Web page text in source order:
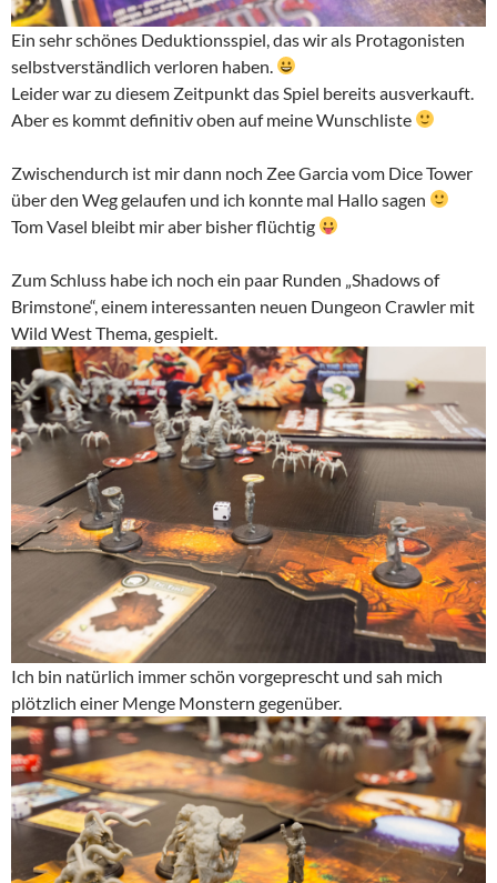
Ein sehr schönes Deduktionsspiel, das wir als Protagonisten
selbstverständlich verloren haben.
Leider war zu diesem Zeitpunkt das Spiel bereits ausverkauft.
Aber es kommt definitiv oben auf meine Wunschliste
Zwischendurch ist mir dann noch Zee Garcia vom Dice Tower
über den Weg gelaufen und ich konnte mal Hallo sagen
Tom Vasel bleibt mir aber bisher flüchtig
Zum Schluss habe ich noch ein paar Runden „Shadows of
Brimstone“, einem interessanten neuen Dungeon Crawler mit
Wild West Thema, gespielt.
Ich bin natürlich immer schön vorgeprescht und sah mich
plötzlich einer Menge Monstern gegenüber.